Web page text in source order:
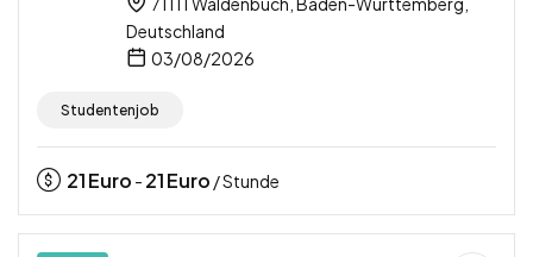
Deutschland
03/08/2026
Studentenjob
21Euro - 21Euro / Stunde